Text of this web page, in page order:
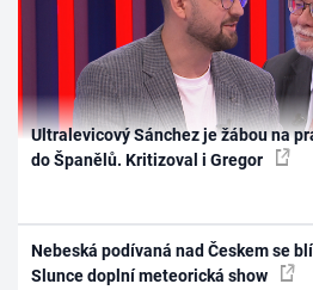
Ultralevicový Sánchez je žábou na
do Španělů. Kritizoval i Gregor
Nebeská podívaná nad Českem se
Slunce doplní meteorická show